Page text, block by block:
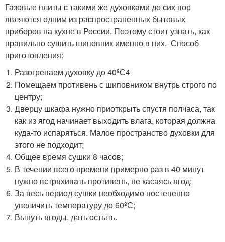
Газовые плиты с такими же духовками до сих пор
являются одним из распространенных бытовых
приборов на кухне в России. Поэтому стоит узнать, как
правильно сушить шиповник именно в них. Способ
приготовления:
Разогреваем духовку до 40ºС4
Помещаем противень с шиповником внутрь строго по
центру;
Дверцу шкафа нужно приоткрыть спустя полчаса, так
как из ягод начинает выходить влага, которая должна
куда-то испаряться. Малое пространство духовки для
этого не подходит;
Общее время сушки 8 часов;
В течении всего времени примерно раз в 40 минут
нужно встряхивать противень, не касаясь ягод;
За весь период сушки необходимо постепенно
увеличить температуру до 60ºС;
Вынуть ягоды, дать остыть.